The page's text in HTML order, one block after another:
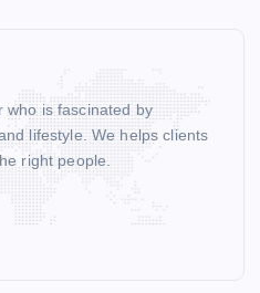
who is fascinated by
lifestyle. We helps clients
right people.